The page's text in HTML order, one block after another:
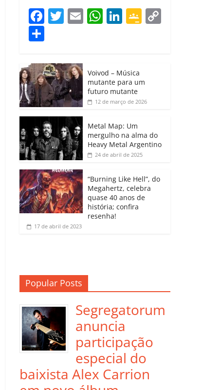
F
e
b
o
o
k
T
er
E W
A
p
p
Li
dI
n
G
e
a
ro
o
m
m
p
ar
til
h
ar
Voivod – Música
mutante para um
futuro mutante
12 de março de 2026
Metal Map: Um
mergulho na alma do
Heavy Metal Argentino
24 de abril de 2025
“Burning Like Hell”, do
Megahertz, celebra
quase 40 anos de
história; confira
resenha!
17 de abril de 2023
Popular Posts
Segregatorum
anuncia
participação
especial do
baixista Alex Carrion